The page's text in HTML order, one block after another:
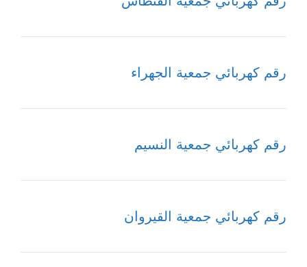
رقم كهربائي جمعية الجهراء
رقم كهربائي جمعية النسيم
رقم كهربائي جمعية القيروان